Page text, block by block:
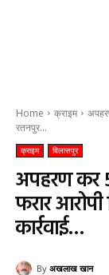
Home क्राइम
रतनपुर...
क्राइम बिलासपुर
अपहरण कर
फरार
कार्रवाई…
By अखलाख खान